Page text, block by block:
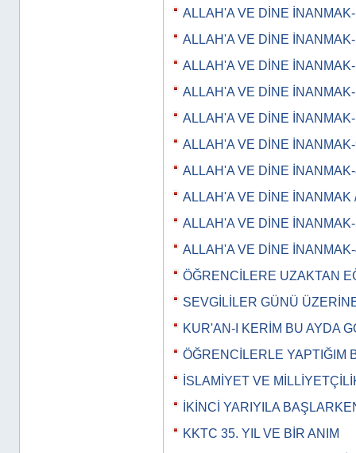
ALLAH'A VE DİNE
ALLAH'A VE DİNE
ALLAH'A VE DİNE
ALLAH'A VE DİNE
ALLAH'A VE DİNE
ALLAH'A VE DİNE
ALLAH'A VE DİNE
ALLAH'A VE DİNE İNANMAK
ALLAH'A VE DİNE
ALLAH'A VE DİNE
ÖĞRENCİLERE UZAKTAN
SEVGİLİLER GÜNÜ
KUR'AN-I KERİM BU AYDA
ÖĞRENCİLERLE YAPTIĞIM
İSLAMİYET VE
İKİNCİ YARIYILA
KKTC 35. YIL VE BİR ANIM